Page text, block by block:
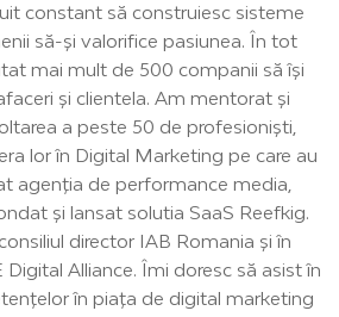
constant să construiesc sisteme
să-şi valorifice pasiunea. În tot
mai mult de 500 companii să îşi
şi clientela. Am mentorat și
a peste 50 de profesionişti,
lor în Digital Marketing pe care au
agenția de performance media,
și lansat solutia SaaS Reefkig.
director IAB Romania și în
Digital Alliance. Îmi doresc să asist în
în piața de digital marketing